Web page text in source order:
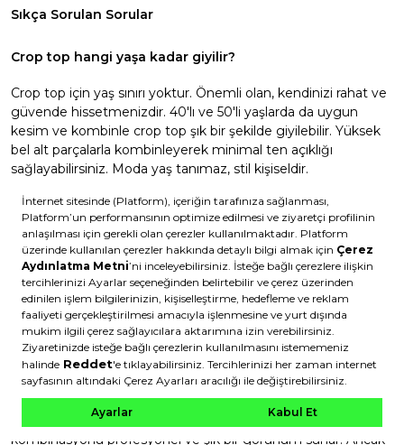
Sıkça Sorulan Sorular
Crop top hangi yaşa kadar giyilir?
Crop top için yaş sınırı yoktur. Önemli olan, kendinizi rahat ve
güvende hissetmenizdir. 40'lı ve 50'li yaşlarda da uygun
kesim ve kombinle crop top şık bir şekilde giyilebilir. Yüksek
bel alt parçalarla kombinleyerek minimal ten açıklığı
sağlayabilirsiniz. Moda yaş tanımaz, stil kişiseldir.
Crop top ile göbeğim görünür mü?
Bu tamamen crop top modeline ve kombinine bağlıdır.
Yüksek bel alt parçalarla kombinlediğinizde göbek bölgesi
tamamen kapalı kalır. Daha açık bir görünüm istiyorsanız alt
parçayı biraz aşağıda tutabilirsiniz. Kontrol tamamen sizde ve
kendinizi nasıl rahat hissediyorsanız öyle giyinin.
Crop top ofiste giyilir mi?
Modern iş ortamlarında crop top, doğru kombinle ofise
uyarlanabilir. Yüksek bel pantolon + basic crop top + blazer
kombinasyonu profesyonel ve şık bir görünüm sunar. Ancak